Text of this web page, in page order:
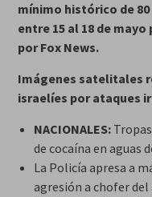
mínimo histórico de
entre 15 al 18 de
por Fox News.
Imágenes satelitales
israelíes ​​por ataques
NACIONALES:
de cocaína en aguas
La Policía apresa a
agresión a chofer del